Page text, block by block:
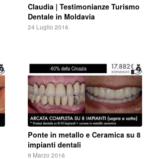
Claudia | Testimonianze Turismo
Dentale in Moldavia
24 Luglio 2016
Ponte in metallo e Ceramica su 8
impianti dentali
9 Marzo 2016